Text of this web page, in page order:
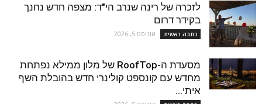
לזכרה של רינה שנרב הי"ד: מצפה חדש נחנך
בקידר דרום
כתבה ראשית אוגוסט 5, 2026
מסעדת ה-RoofTop של מלון ממילא נפתחת
מחדש עם קונספט קולינרי חדש בהובלת השף
איתי...